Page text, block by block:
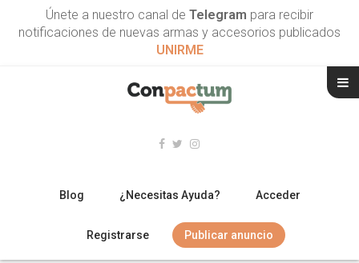
Únete a nuestro canal de Telegram para recibir
notificaciones de nuevas armas y accesorios publicados
UNIRME
Blog ¿Necesitas Ayuda? Acceder
Registrarse Publicar anuncio